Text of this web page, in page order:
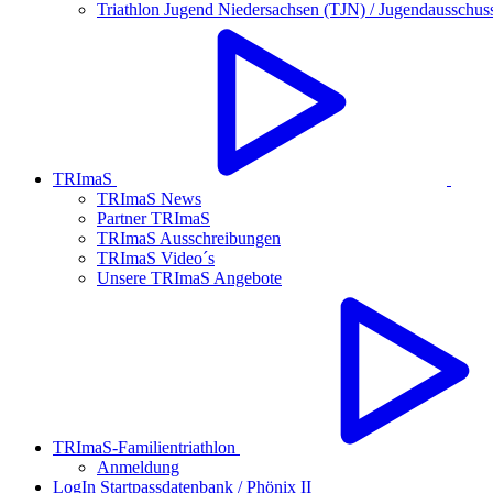
Triathlon Jugend Niedersachsen (TJN) /
TRImaS
TRImaS News
Partner TRImaS
TRImaS Ausschreibungen
TRImaS Video´s
Unsere TRImaS Angebote
TRImaS-Familientriathlon
Anmeldung
LogIn Startpassdatenbank / Phönix II